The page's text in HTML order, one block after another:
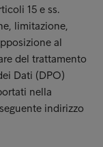
15 e ss.
limitazione,
al
del trattamento
Dati (DPO)
nella
indirizzo